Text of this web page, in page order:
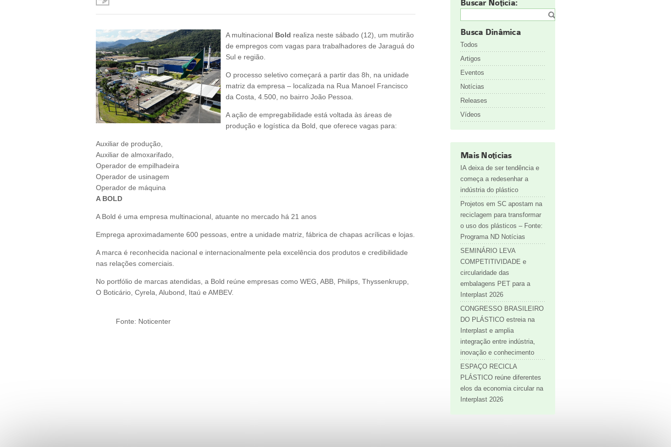
A multinacional Bold realiza neste sábado (12), um mutirão
de empregos com vagas para trabalhadores de Jaraguá do
Sul e região.
O processo seletivo começará a partir das 8h, na unidade
matriz da empresa – localizada na Rua Manoel Francisco
da Costa, 4.500, no bairro João Pessoa.
A ação de empregabilidade está voltada às áreas de
produção e logística da Bold, que oferece vagas para:
Auxiliar de produção,
Auxiliar de almoxarifado,
Operador de empilhadeira
Operador de usinagem
Operador de máquina
A BOLD
A Bold é uma empresa multinacional, atuante no mercado há 21 anos
Emprega aproximadamente 600 pessoas, entre a unidade matriz, fábrica de chapas acrílicas e lojas.
A marca é reconhecida nacional e internacionalmente pela excelência dos produtos e credibilidade
nas relações comerciais.
No portfólio de marcas atendidas, a Bold reúne empresas como WEG, ABB, Philips, Thyssenkrupp,
O Boticário, Cyrela, Alubond, Itaú e AMBEV.
Fonte: Noticenter
Buscar Notícia:
Busca Dinâmica
Todos
Artigos
Eventos
Notícias
Releases
Vídeos
Mais Notícias
IA deixa de ser tendência e
começa a redesenhar a
indústria do plástico
Projetos em SC apostam na
reciclagem para transformar
o uso dos plásticos – Fonte:
Programa ND Notícias
SEMINÁRIO LEVA
COMPETITIVIDADE e
circularidade das
embalagens PET para a
Interplast 2026
CONGRESSO BRASILEIRO
DO PLÁSTICO estreia na
Interplast e amplia
integração entre indústria,
inovação e conhecimento
ESPAÇO RECICLA
PLÁSTICO reúne diferentes
elos da economia circular na
Interplast 2026